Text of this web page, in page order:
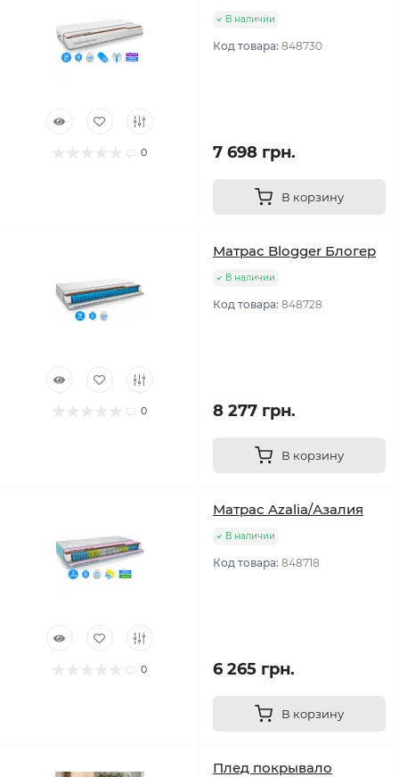
0
В наличии
Код товара: 848730
7 698 грн.
В корзину
0
Матрас Blogger Блогер
В наличии
Код товара: 848728
8 277 грн.
В корзину
0
Матрас Azalia/Азалия
В наличии
Код товара: 848718
6 265 грн.
В корзину
Плед покрывало